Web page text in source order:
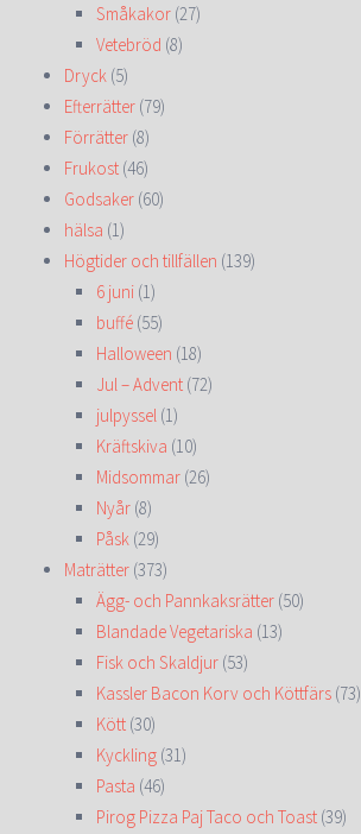
Småkakor (27)
Vetebröd (8)
Dryck (5)
Efterrätter (79)
Förrätter (8)
Frukost (46)
Godsaker (60)
hälsa (1)
Högtider och tillfällen (139)
6 juni (1)
buffé (55)
Halloween (18)
Jul – Advent (72)
julpyssel (1)
Kräftskiva (10)
Midsommar (26)
Nyår (8)
Påsk (29)
Maträtter (373)
Ägg- och Pannkaksrätter (50)
Blandade Vegetariska (13)
Fisk och Skaldjur (53)
Kassler Bacon Korv och Köttfärs (73)
Kött (30)
Kyckling (31)
Pasta (46)
Pirog Pizza Paj Taco och Toast (39)